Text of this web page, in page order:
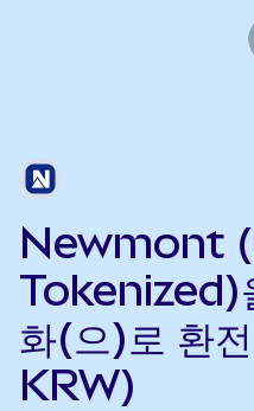
Newmont
Tokenized)
화(으)로 환
KRW)